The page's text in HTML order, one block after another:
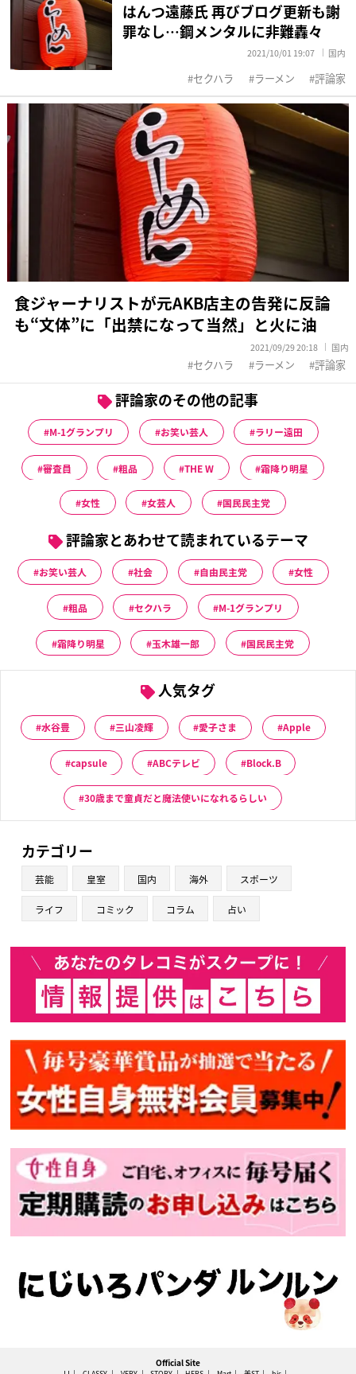
はんつ遠藤氏 再びブログ更新も謝
罪なし…鋼メンタルに非難轟々
2021/10/01 19:07 国内
セクハラ ラーメン 評論家
食ジャーナリストが元AKB店主の告発に反論
も“文体”に「出禁になって当然」と火に油
2021/09/29 20:18 国内
セクハラ ラーメン 評論家
評論家のその他の記事
M-1グランプリ お笑い芸人 ラリー遠田
審査員 粗品 THE W 霜降り明星
女性 女芸人 国民民主党
評論家とあわせて読まれているテーマ
お笑い芸人 社会 自由民主党 女性
粗品 セクハラ M-1グランプリ
霜降り明星 玉木雄一郎 国民民主党
人気タグ
水谷豊 三山凌輝 愛子さま Apple
capsule ABCテレビ Block.B
30歳まで童貞だと魔法使いになれるらしい
カテゴリー
芸能 皇室 国内 海外 スポーツ
ライフ コミック コラム 占い
Official Site